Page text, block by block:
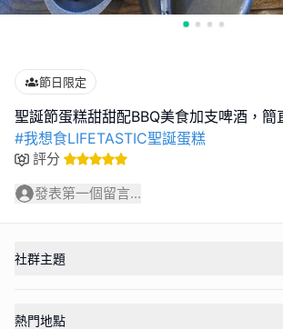
節日限定
#我想食LIFETASTIC聖誕蛋糕
評分
發表第一個留言...
社群主題
熱門地點